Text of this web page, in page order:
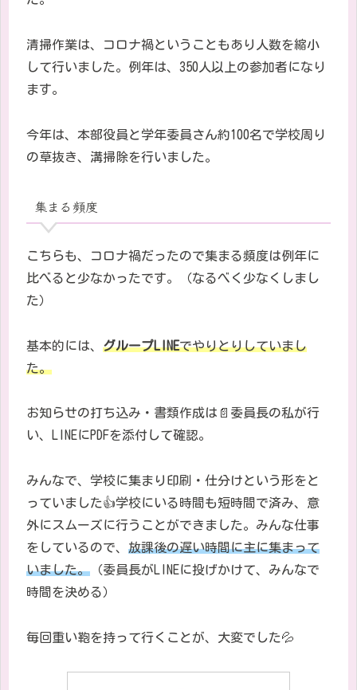
清掃作業は、コロナ禍ということもあり人数を縮小
して行いました。例年は、350人以上の参加者になり
ます。
今年は、本部役員と学年委員さん約100名で学校周り
の草抜き、溝掃除を行いました。
集まる頻度
こちらも、コロナ禍だったので集まる頻度は例年に
比べると少なかったです。（なるべく少なくしまし
た）
基本的には、 グループLINEでやりとりしていまし
た。
お知らせの打ち込み・書類作成は 📄 委員長の私が行
い、
LINEにPDFを添付して確認。
みんなで、学校に集まり印刷・仕分けという形をと
っていました👍学校にいる時間も短時間で済み、意
外にスムーズに行うことができました。みんな仕事
をしているので、 放課後の遅い時間に主に集まって
いました。 （委員長がLINEに投げかけて、みんなで
時間を決める）
毎回重い鞄を持って行くことが、大変でした💦